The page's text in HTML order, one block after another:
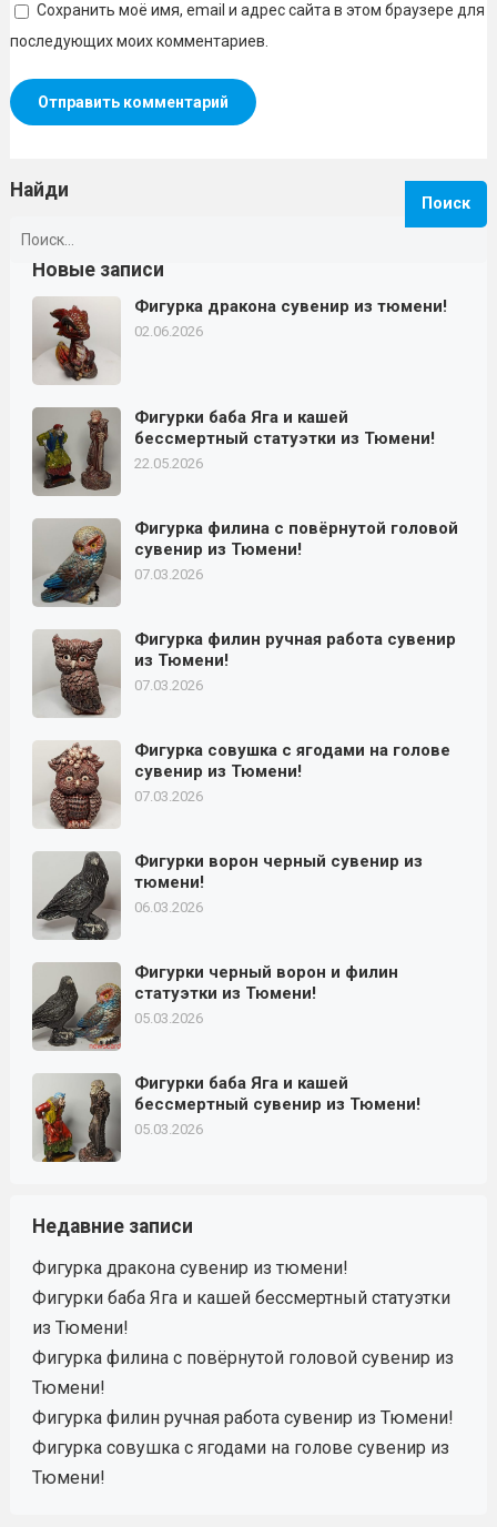
Сохранить моё имя, email и адрес сайта в этом браузере для
последующих моих комментариев.
Найди
Новые записи
Фигурка дракона сувенир из тюмени!
02.06.2026
Фигурки баба Яга и кашей
бессмертный статуэтки из Тюмени!
22.05.2026
Фигурка филина с повёрнутой головой
сувенир из Тюмени!
07.03.2026
Фигурка филин ручная работа сувенир
из Тюмени!
07.03.2026
Фигурка совушка с ягодами на голове
сувенир из Тюмени!
07.03.2026
Фигурки ворон черный сувенир из
тюмени!
06.03.2026
Фигурки черный ворон и филин
статуэтки из Тюмени!
05.03.2026
Фигурки баба Яга и кашей
бессмертный сувенир из Тюмени!
05.03.2026
Недавние записи
Фигурка дракона сувенир из тюмени!
Фигурки баба Яга и кашей бессмертный статуэтки
из Тюмени!
Фигурка филина с повёрнутой головой сувенир из
Тюмени!
Фигурка филин ручная работа сувенир из Тюмени!
Фигурка совушка с ягодами на голове сувенир из
Тюмени!